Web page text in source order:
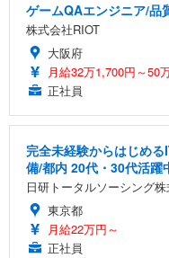
ゲームQAエンジニア/品
株式会社RIOT
大阪府
月給32万1,700円～50
正社員
完全未経験からはじめ
備/都内 20代・30代活躍
日研トータルソーシング
東京都
月給22万円～
正社員